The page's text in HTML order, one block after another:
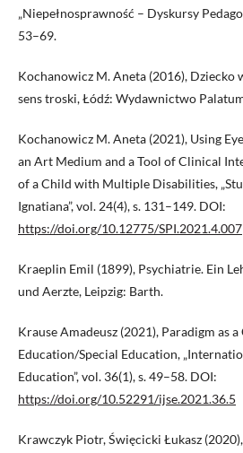
„Niepełnosprawność – Dyskursy
53–69.
Kochanowicz M. Aneta (2016), Dziecko
sens troski, Łódź: Wydawnictwo
Kochanowicz M. Aneta (2021), Using
an Art Medium and a Tool of Clinical
of a Child with Multiple Disabilities,
Ignatiana”, vol. 24(4), s. 131–149. DOI:
https://doi.org/10.12775/SPI.2021.4.007
Kraeplin Emil (1899), Psychiatrie. Ein
und Aerzte, Leipzig: Barth.
Krause Amadeusz (2021), Paradigm as
Education/Special Education,
Education”, vol. 36(1), s. 49–58. DOI:
https://doi.org/10.52291/ijse.2021.36.5
Krawczyk Piotr, Święcicki Łukasz